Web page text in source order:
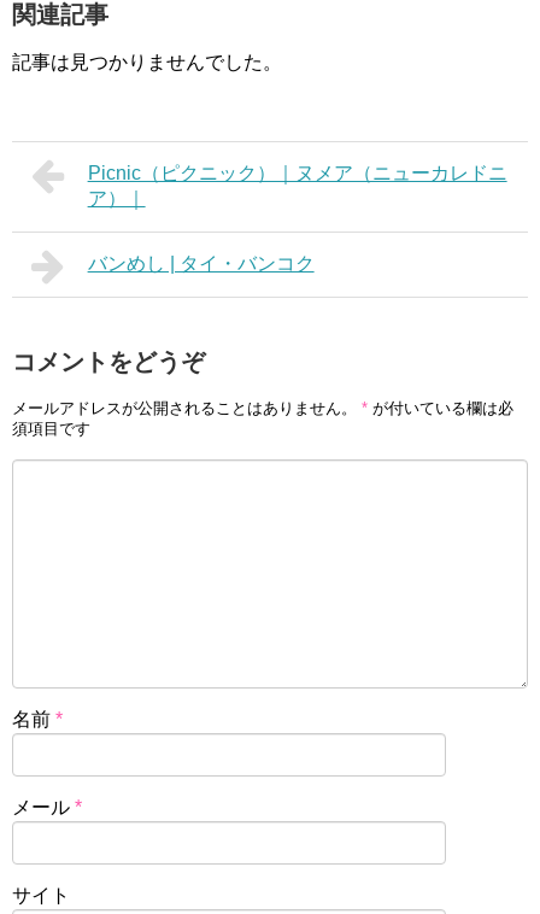
関連記事
記事は見つかりませんでした。
Picnic（ピクニック）｜ヌメア（ニューカレドニ
ア）｜
バンめし | タイ・バンコク
コメントをどうぞ
メールアドレスが公開されることはありません。 * が付いている欄は必
須項目です
名前 *
メール *
サイト